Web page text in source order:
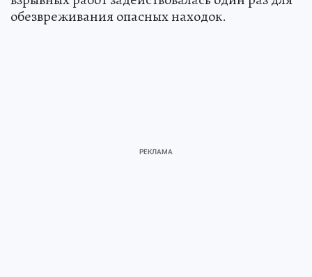
обезвреживания опасных находок.